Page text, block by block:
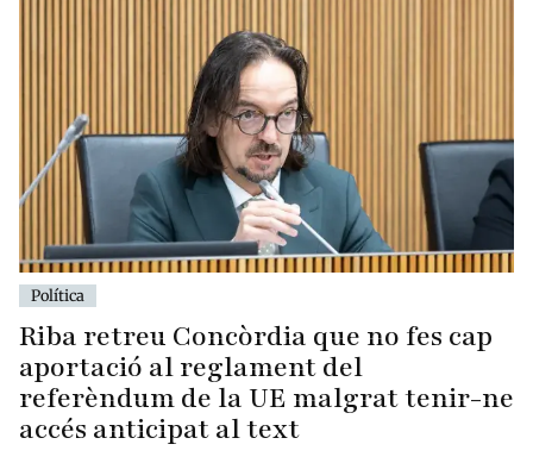
Política
Riba retreu Concòrdia que no fes cap
aportació al reglament del
referèndum de la UE malgrat tenir-ne
accés anticipat al text